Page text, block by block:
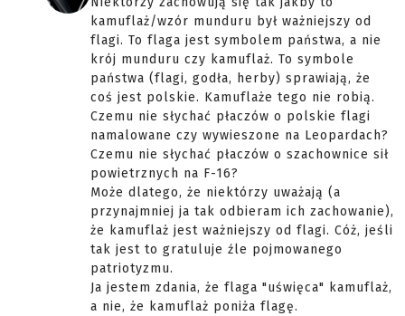
kamuflaż/wzór munduru był ważniejszy od
flagi. To flaga jest symbolem państwa, a nie
krój munduru czy kamuflaż. To symbole
państwa (flagi, godła, herby) sprawiają, że
coś jest polskie. Kamuflaże tego nie robią.
Czemu nie słychać płaczów o polskie flagi
namalowane czy wywieszone na Leopardach?
Czemu nie słychać płaczów o szachownice sił
powietrznych na F-16?
Może dlatego, że niektórzy uważają (a
przynajmniej ja tak odbieram ich zachowanie),
że kamuflaż jest ważniejszy od flagi. Cóż, jeśli
tak jest to gratuluje źle pojmowanego
patriotyzmu.
Ja jestem zdania, że flaga "uświęca" kamuflaż,
a nie, że kamuflaż poniża flagę.